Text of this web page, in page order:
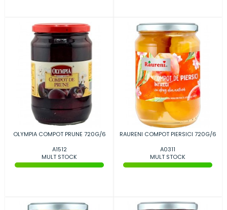
OLYMPIA COMPOT PRUNE 720G/6
A1512
MULT STOCK
RAURENI COMPOT PIERSICI 720G/6
A0311
MULT STOCK